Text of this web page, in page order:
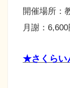
開催場所：
月謝：6,600
★さくらい